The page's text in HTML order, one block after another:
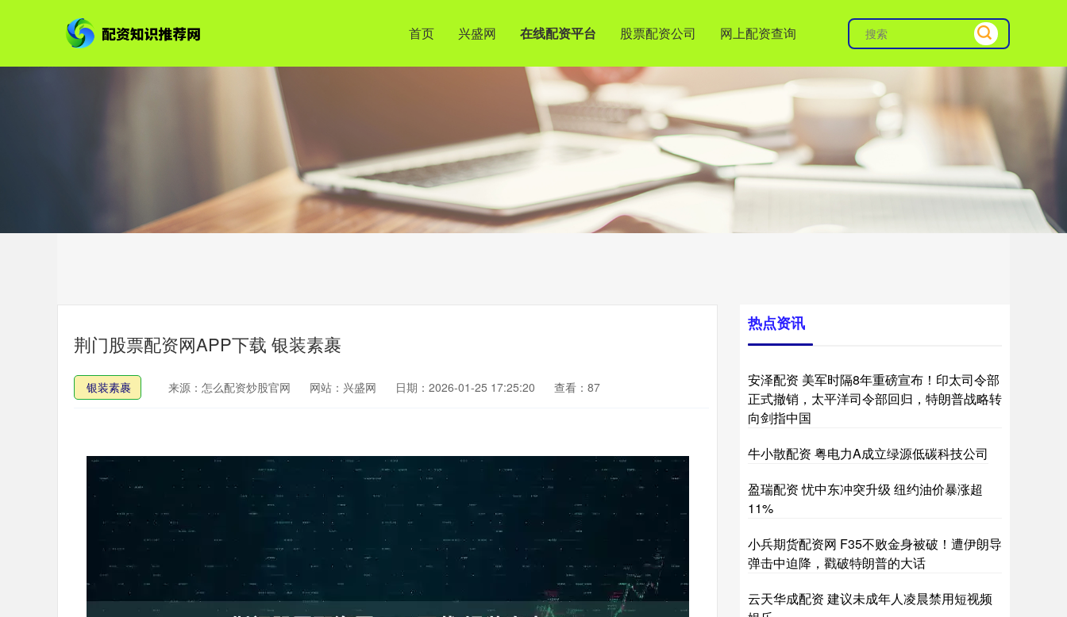
首页 兴盛网 在线配资平台 股票配资公司 网上配资查询
荆门股票配资网APP下载 银装素裹
银装素裹 来源：怎么配资炒股官网 网站：兴盛网 日期：2026-01-25 17:25:20 查看：87
热点资讯
安泽配资 美军时隔8年重磅宣布！印太司令部
正式撤销，太平洋司令部回归，特朗普战略转
向剑指中国
牛小散配资 粤电力A成立绿源低碳科技公司
盈瑞配资 忧中东冲突升级 纽约油价暴涨超
11%
小兵期货配资网 F35不败金身被破！遭伊朗导
弹击中迫降，戳破特朗普的大话
云天华成配资 建议未成年人凌晨禁用短视频